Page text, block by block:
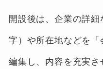
開設後は、企業の詳
字）や所在地などを
編集し、内容を充実